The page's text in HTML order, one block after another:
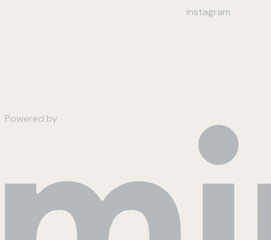
instagram
Powered by